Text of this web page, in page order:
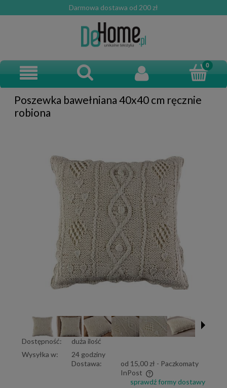
Darmowa dostawa od 200 zł
Poszewka bawełniana 40x40 cm ręcznie
robiona
Dostępność:
duża ilość
Wysyłka w:
24 godziny
Dostawa:
od 15,00 zł - Paczkomaty
InPost
Cena nie zawiera ewentualnych kosztów płatności
sprawdź formy dostawy